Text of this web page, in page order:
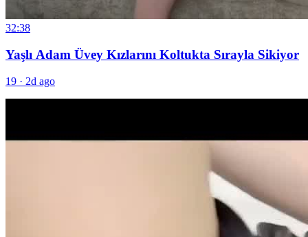
32:38
Yaşlı Adam Üvey Kızlarını Koltukta Sırayla Sikiyor
19 · 2d ago